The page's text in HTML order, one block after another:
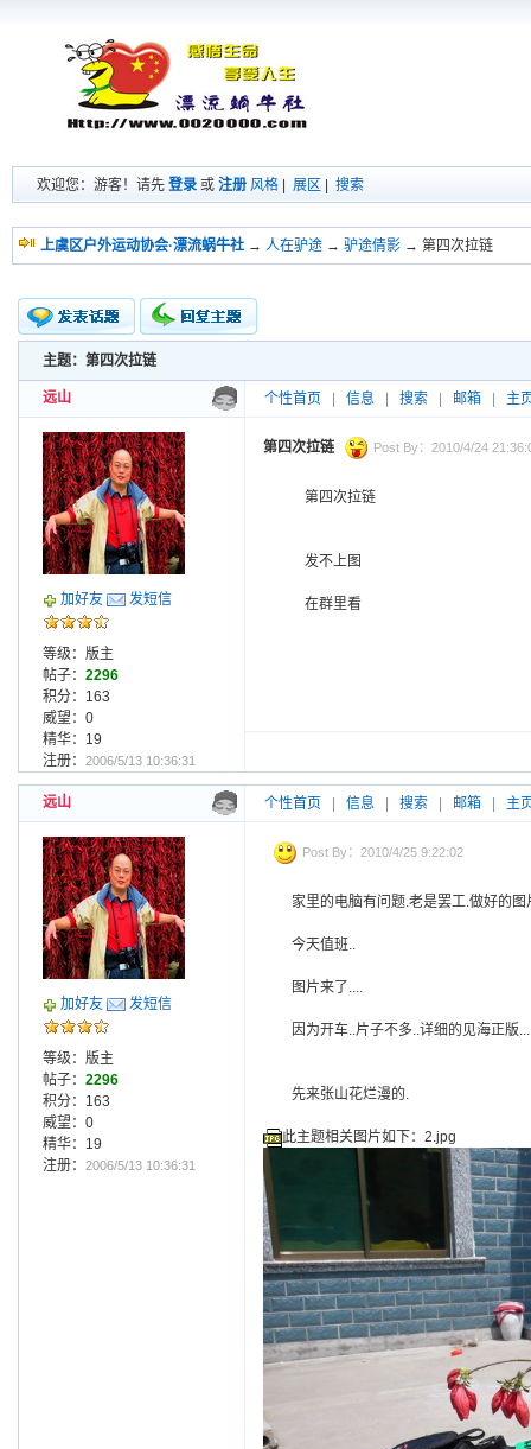
欢迎您：游客！请先 登录 或 注册 风格 展区 搜索
上虞区户外运动协会·漂流蜗牛社 → 人在驴途 → 驴途倩影 → 第四次拉链
新的主题
投票帖
小字报
主题：第四次拉链
远山 个性首页 信息 搜索 邮箱 主
加好友 发短信
等级：版主
帖子： 2296
积分：163
威望：0
精华：19
注册： 2006/5/13 10:36:31
第四次拉链 Post By：2010/4/24
第四次拉链
发不上图
在群里看
远山 个性首页 信息 搜索 邮箱 主
加好友 发短信
等级：版主
帖子： 2296
积分：163
威望：0
精华：19
注册： 2006/5/13 10:36:31
Post By：2010/4/25 9:22:02
家里的电脑有问题.老是罢工.做好的
今天值班..
图片来了....
因为开车..片子不多..详细的见海正版
先来张山花烂漫的.
此主题相关图片如下：2.jpg